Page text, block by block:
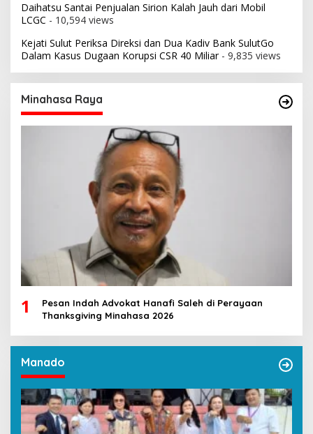
Daihatsu Santai Penjualan Sirion Kalah Jauh dari Mobil
LCGC - 10,594 views
Kejati Sulut Periksa Direksi dan Dua Kadiv Bank SulutGo
Dalam Kasus Dugaan Korupsi CSR 40 Miliar- 9,835 views
Minahasa Raya
1
Pesan Indah Advokat Hanafi Saleh di Perayaan
Thanksgiving Minahasa 2026
Manado